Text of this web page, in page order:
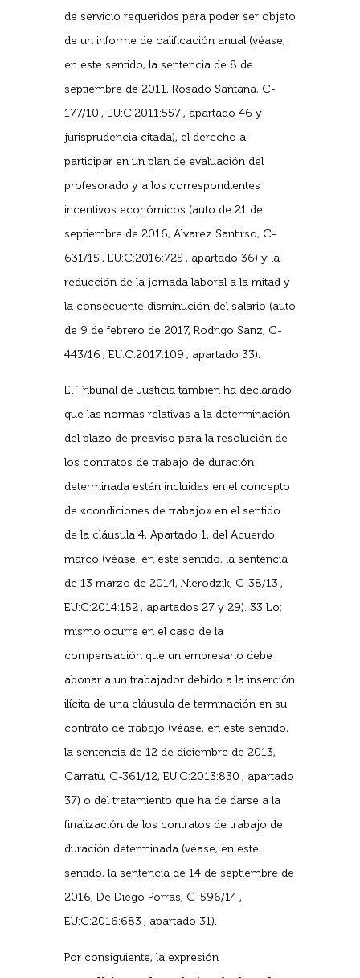
de servicio requeridos para poder ser objeto
de un informe de calificación anual (véase,
en este sentido, la sentencia de 8 de
septiembre de 2011, Rosado Santana, C-
177/10 , EU:C:2011:557 , apartado 46 y
jurisprudencia citada), el derecho a
participar en un plan de evaluación del
profesorado y a los correspondientes
incentivos económicos (auto de 21 de
septiembre de 2016, Álvarez Santirso, C-
631/15 , EU:C:2016:725 , apartado 36) y la
reducción de la jornada laboral a la mitad y
la consecuente disminución del salario (auto
de 9 de febrero de 2017, Rodrigo Sanz, C-
443/16 , EU:C:2017:109 , apartado 33).
El Tribunal de Justicia también ha declarado
que las normas relativas a la determinación
del plazo de preaviso para la resolución de
los contratos de trabajo de duración
determinada están incluidas en el concepto
de «condiciones de trabajo» en el sentido
de la cláusula 4, Apartado 1, del Acuerdo
marco (véase, en este sentido, la sentencia
de 13 marzo de 2014, Nierodzik, C-38/13 ,
EU:C:2014:152 , apartados 27 y 29). 33 Lo;
mismo ocurre en el caso de la
compensación que un empresario debe
abonar a un trabajador debido a la inserción
ilícita de una cláusula de terminación en su
contrato de trabajo (véase, en este sentido,
la sentencia de 12 de diciembre de 2013,
Carratù, C-361/12, EU:C:2013:830 , apartado
37) o del tratamiento que ha de darse a la
finalización de los contratos de trabajo de
duración determinada (véase, en este
sentido, la sentencia de 14 de septiembre de
2016, De Diego Porras, C-596/14 ,
EU:C:2016:683 , apartado 31).
Por consiguiente, la expresión